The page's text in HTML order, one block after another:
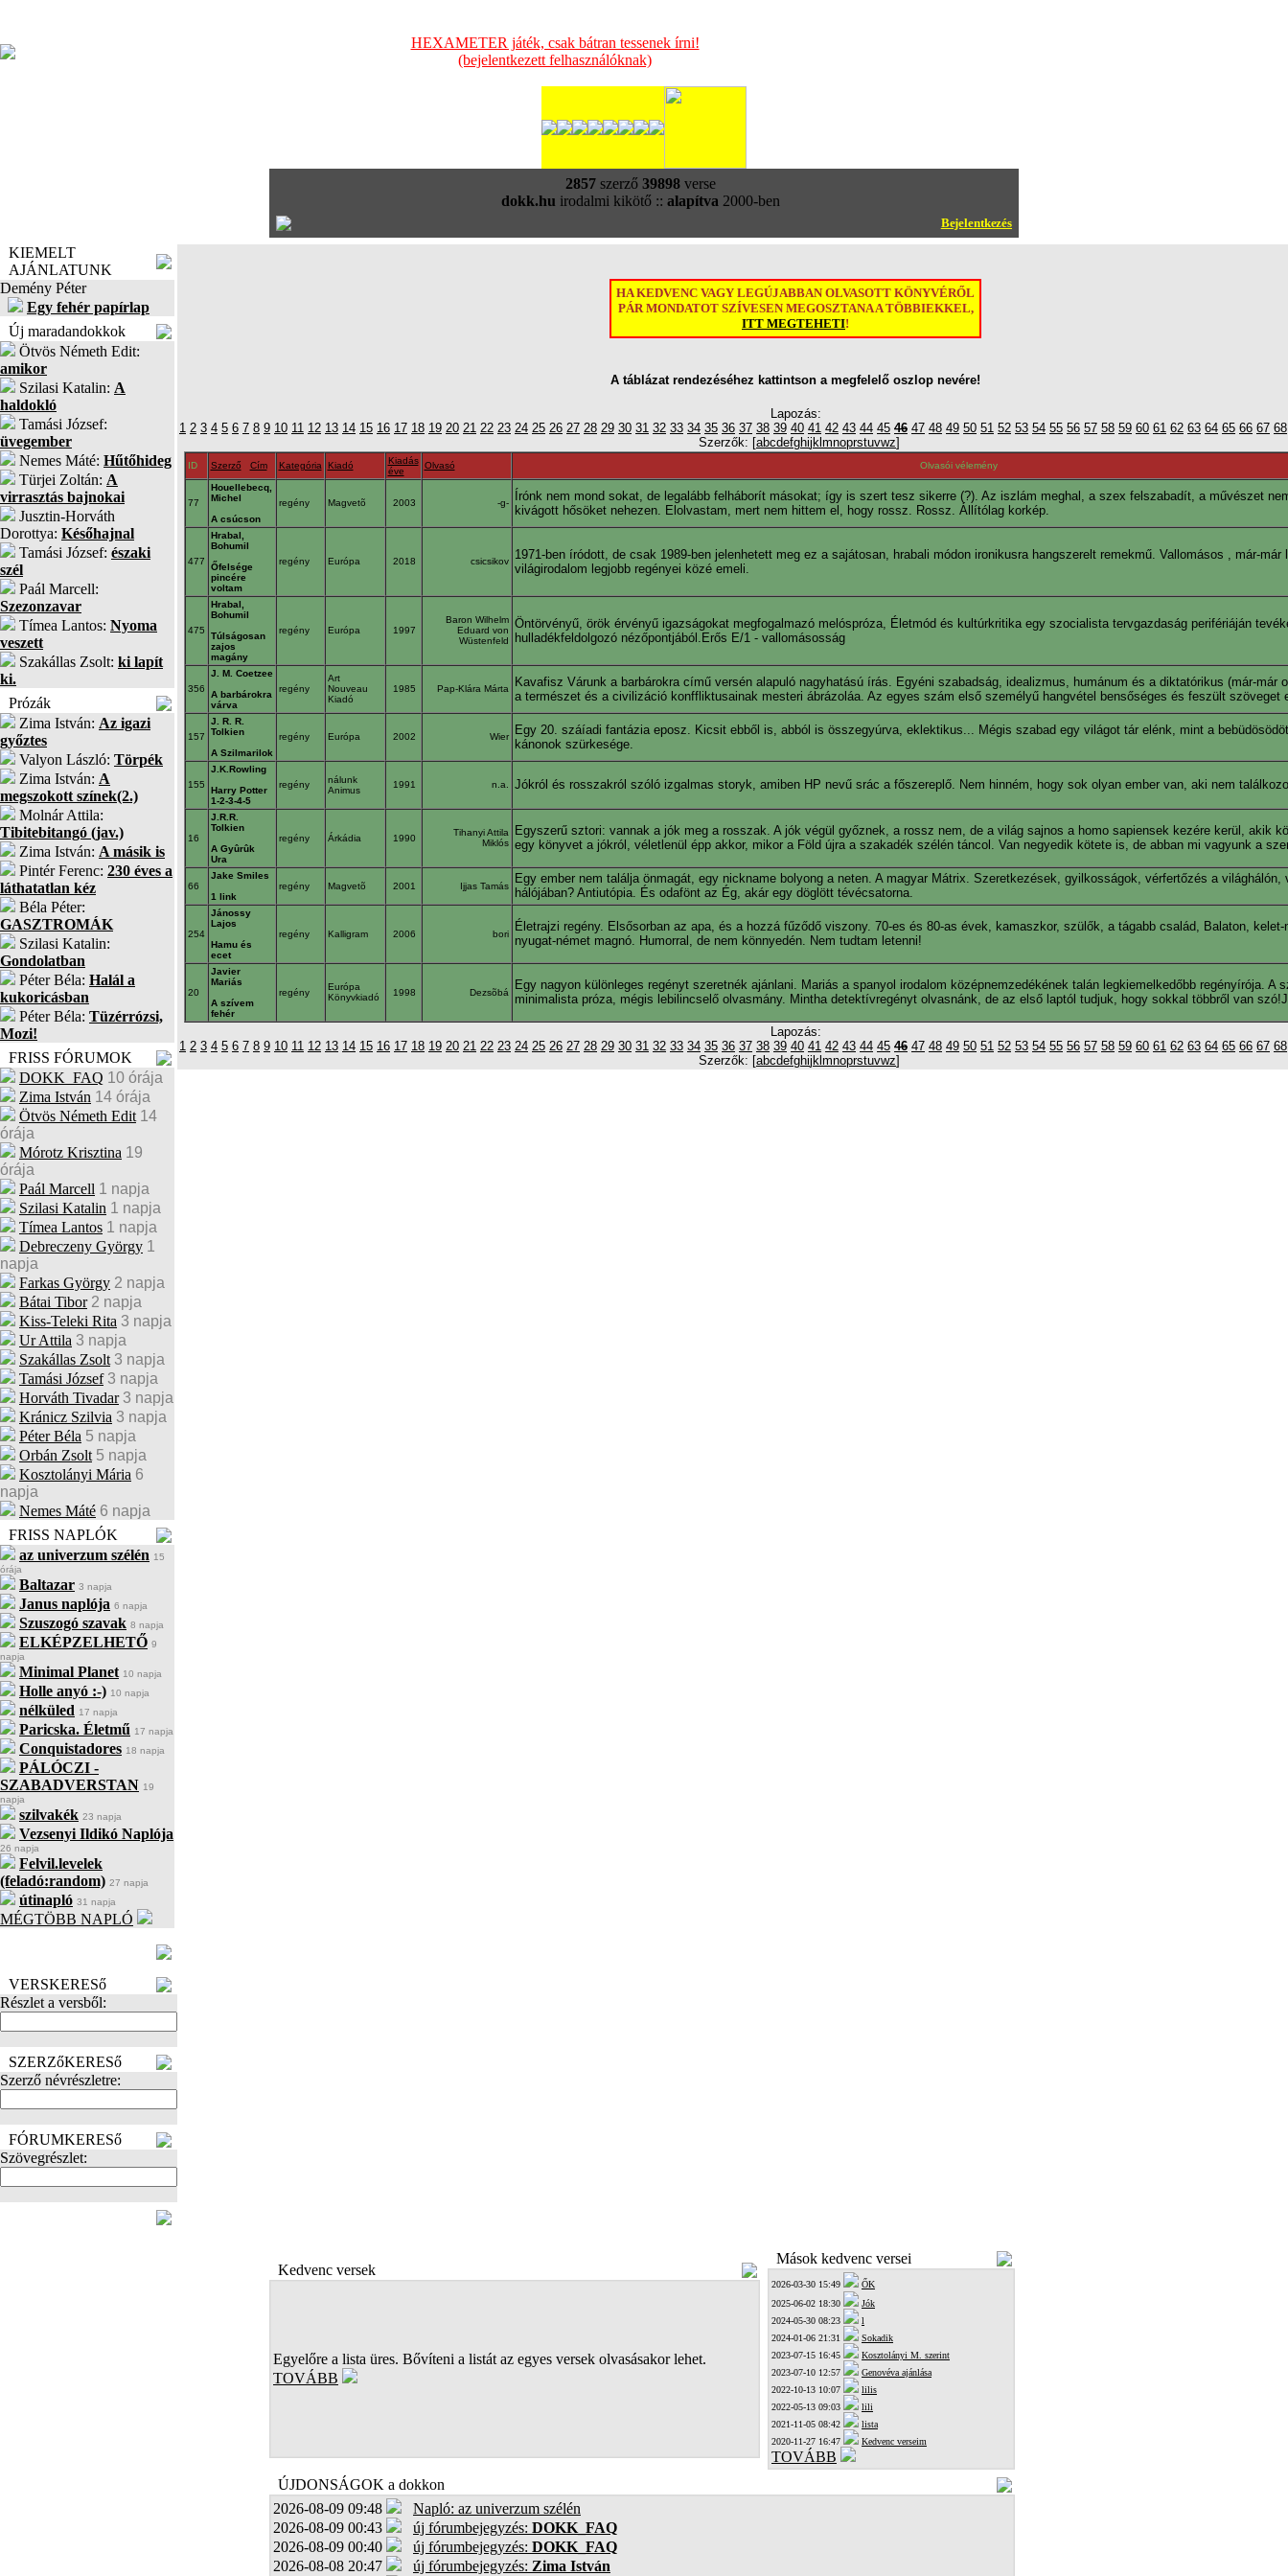
HEXAMETER játék, csak bátran tessenek írni!
(bejelentkezett felhasználóknak)
2857szerző 39898verse
dokk.hu irodalmi kikötő :: alapítva 2000-ben
Bejelentkezés
KIEMELT
AJÁNLATUNK
Demény Péter
Egy fehér papírlap
Új maradandokkok
Ötvös Németh Edit:
amikor
Szilasi Katalin: A
haldokló
Tamási József:
üvegember
Nemes Máté: Hűtőhideg
Türjei Zoltán: A
virrasztás bajnokai
Jusztin-Horváth
Dorottya: Későhajnal
Tamási József: északi
szél
Paál Marcell:
Szezonzavar
Tímea Lantos: Nyoma
veszett
Szakállas Zsolt: ki lapít
ki.
Prózák
Zima István: Az igazi
győztes
Valyon László: Törpék
Zima István: A
megszokott színek(2.)
Molnár Attila:
Tibitebitangó (jav.)
Zima István: A másik is
Pintér Ferenc: 230 éves a
láthatatlan kéz
Béla Péter:
GASZTROMÁK
Szilasi Katalin:
Gondolatban
Péter Béla: Halál a
kukoricásban
Péter Béla: Tüzérrózsi,
Mozi!
FRISS FÓRUMOK
DOKK_FAQ 10 órája
Zima István 14 órája
Ötvös Németh Edit 14
órája
Mórotz Krisztina 19
órája
Paál Marcell 1 napja
Szilasi Katalin 1 napja
Tímea Lantos 1 napja
Debreczeny György 1
napja
Farkas György 2 napja
Bátai Tibor 2 napja
Kiss-Teleki Rita 3 napja
Ur Attila 3 napja
Szakállas Zsolt 3 napja
Tamási József 3 napja
Horváth Tivadar 3 napja
Kránicz Szilvia 3 napja
Péter Béla 5 napja
Orbán Zsolt 5 napja
Kosztolányi Mária 6
napja
Nemes Máté 6 napja
FRISS NAPLÓK
az univerzum szélén 15
órája
Baltazar 3 napja
Janus naplója 6 napja
Szuszogó szavak 8 napja
ELKÉPZELHETŐ 9
napja
Minimal Planet 10 napja
Holle anyó :-) 10 napja
nélküled 17 napja
Paricska. Életmű 17 napja
Conquistadores 18 napja
PÁLÓCZI -
SZABADVERSTAN 19
napja
szilvakék 23 napja
Vezsenyi Ildikó Naplója
26 napja
Felvil.levelek
(feladó:random) 27 napja
útinapló 31 napja
MÉGTÖBB NAPLÓ
VERSKERESő
Részlet a versből:
SZERZőKERESő
Szerző névrészletre:
FÓRUMKERESő
Szövegrészlet:
HA KEDVENC VAGY LEGÚJABBAN OLVASOTT KÖNYVÉRŐL
PÁR MONDATOT SZÍVESEN MEGOSZTANA A TÖBBIEKKEL,
ITT MEGTEHETI!
A táblázat rendezéséhez kattintson a megfelelő oszlop nevére!
Lapozás:
1 2 3 4 5 6 7 8 9 10 11 12 13 14 15 16 17 18 19 20 21 22 23 24 25 26 27 28 29 30 31 32 33 34 35 36 37 38 39 40 41 42 43 44 45 46 47 48 49 50 51 52 53 54 55 56 57 58 59 60 61 62 63 64 65 66 67 68
Szerzők: [abcdefghij k mnoprstuvwz]
ID Szerző Cím Kategória Kiadó
Kiadás
éve
Olvasó Olvasói vélemény
77
Houellebecq,
Michel
A csúcson
regény Magvetõ 2003 -g-
Írónk nem mond sokat, de legalább felháborít másokat; így is szert tesz sikerre (?). Az iszlám meghal, a szex felszabadít, a művészet
kivágott hősöket nehezen. Elolvastam, mert nem hittem el, hogy rossz. Rossz. Állítólag korkép.
477
Hrabal,
Bohumil
Őfelsége
pincére
voltam
regény Európa 2018 csicsikov
1971-ben íródott, de csak 1989-ben jelenhetett meg ez a sajátosan, hrabali módon ironikusra hangszerelt remekmű. Vallomásos , már-már
világirodalom legjobb regényei közé emeli.
475
Hrabal,
Bohumil
Túlságosan
zajos
magány
regény Európa 1997
Baron Wilhelm
Eduard von
Wüstenfeld
Öntörvényű, örök érvényű igazságokat megfogalmazó melóspróza, Életmód és kultúrkritika egy szocialista tervgazdaság perifériáján
hulladékfeldolgozó nézőpontjából.Erős E/1 - vallomásosság
356
J. M. Coetzee
A barbárokra
várva
regény
Art
Nouveau
Kiadó
1985 Pap-Klára Márta
Kavafisz Várunk a barbárokra című versén alapuló nagyhatású írás. Egyéni szabadság, idealizmus, humánum és a diktatórikus (már-már
a természet és a civilizáció konffliktusainak mesteri ábrázoláa. Az egyes szám első személyű hangvétel bensőséges és feszült szöveget
157
J. R. R.
Tolkien
A Szilmarilok
regény Európa 2002 Wier
Egy 20. száíadi fantázia eposz. Kicsit ebből is, abból is összegyúrva, eklektikus... Mégis szabad egy világot tár elénk, mint a
kánonok szürkesége.
155
J.K.Rowling
Harry Potter
1-2-3-4-5
regény
nálunk
Animus
1991 n.a. Jókról és rosszakról szóló izgalmas storyk, amiben HP nevű srác a főszereplő. Nem hinném, hogy sok olyan ember van, aki nem
16
J.R.R.
Tolkien
A Gyûrûk
Ura
regény Árkádia 1990
Tihanyi Attila
Miklós
Egyszerű sztori: vannak a jók meg a rosszak. A jók végül győznek, a rossz nem, de a világ sajnos a homo sapiensek kezére kerül, akik
egy könyvet a jókról, véletlenül épp akkor, mikor a Föld újra a szakadék szélén táncol. Van negyedik kötete is, de abban mi vagyunk a
66
Jake Smiles
1 link
regény Magvetõ 2001 Ijjas Tamás
Egy ember nem találja önmagát, egy nickname bolyong a neten. A magyar Mátrix. Szeretkezések, gyilkosságok, vérfertőzés a világhálón,
hálójában? Antiutópia. És odafönt az Ég, akár egy döglött tévécsatorna.
254
Jánossy
Lajos
Hamu és
ecet
regény Kalligram 2006 bori
Életrajzi regény. Elsősorban az apa, és a hozzá fűződő viszony. 70-es és 80-as évek, kamaszkor, szülők, a tágabb család, Balaton, kelet-
nyugat-német magnó. Humorral, de nem könnyedén. Nem tudtam letenni!
20
Javier
Mariás
A szívem
fehér
regény
Európa
Könyvkiadó
1998 Dezsõbá
Egy nagyon különleges regényt szeretnék ajánlani. Mariás a spanyol irodalom középnemzedékének talán legkiemelkedőbb regényírója. A
minimalista próza, mégis lebilincselő olvasmány. Mintha detektívregényt olvasnánk, de az első laptól tudjuk, hogy sokkal többről van
Lapozás:
1 2 3 4 5 6 7 8 9 10 11 12 13 14 15 16 17 18 19 20 21 22 23 24 25 26 27 28 29 30 31 32 33 34 35 36 37 38 39 40 41 42 43 44 45 46 47 48 49 50 51 52 53 54 55 56 57 58 59 60 61 62 63 64 65 66 67 68
Szerzők: [abcdefghij k mnoprstuvwz]
Kedvenc versek
Egyelőre a lista üres. Bővíteni a listát az egyes versek olvasásakor lehet.
TOVÁBB
Mások kedvenc versei
2026-03-30 15:49
ŐK
2025-06-02 18:30
Jók
2024-05-30 08:23
l
2024-01-06 21:31
Sokadik
2023-07-15 16:45
Kosztolányi M. szerint
2023-07-10 12:57
Genovéva ajánlása
2022-10-13 10:07
lilis
2022-05-13 09:03
lili
2021-11-05 08:42
lista
2020-11-27 16:47
Kedvenc verseim
TOVÁBB
ÚJDONSÁGOK a dokkon
2026-08-09 09:48
Napló: az univerzum szélén
2026-08-09 00:43
új fórumbejegyzés: DOKK_FAQ
2026-08-09 00:40
új fórumbejegyzés: DOKK_FAQ
2026-08-08 20:47
új fórumbejegyzés: Zima István